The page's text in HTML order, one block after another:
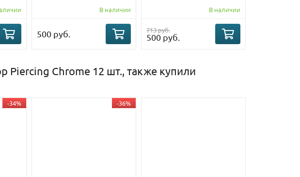
В наличии
500 руб.
В наличии
713 руб.
500 руб.
Piercing Chrome 12 шт., также купили
-34% -36%